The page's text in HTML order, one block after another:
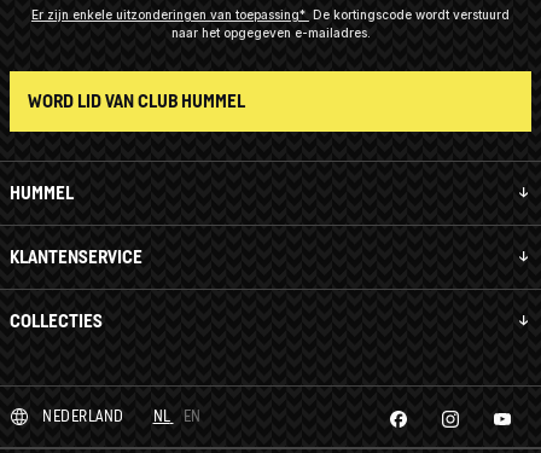
HUMMEL
KLANTENSERVICE
COLLECTIES
Er zijn enkele uitzonderingen van toepassing* De kortingscode wordt verstuurd
naar het opgegeven e-mailadres.
WORD LID VAN CLUB HUMMEL
NEDERLAND NL EN